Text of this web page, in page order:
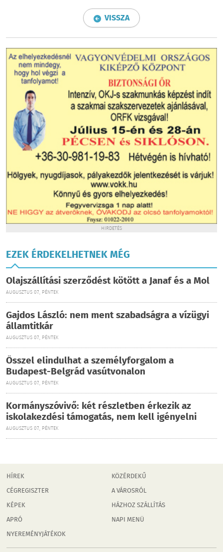
VISSZA
HIRDETÉS
EZEK ÉRDEKELHETNEK MÉG
Olajszállítási szerződést kötött a Janaf és a Mol
AUGUSZTUS 07., PÉNTEK
Gajdos László: nem ment szabadságra a vízügyi
államtitkár
AUGUSZTUS 07., PÉNTEK
Ősszel elindulhat a személyforgalom a
Budapest-Belgrád vasútvonalon
AUGUSZTUS 07., PÉNTEK
Kormányszóvivő: két részletben érkezik az
iskolakezdési támogatás, nem kell igényelni
AUGUSZTUS 07., PÉNTEK
HÍREK
CÉGREGISZTER
KÉPEK
APRÓ
NYEREMÉNYJÁTÉKOK
KÖZÉRDEKŰ
A VÁROSRÓL
HÁZHOZ SZÁLLÍTÁS
NAPI MENÜ